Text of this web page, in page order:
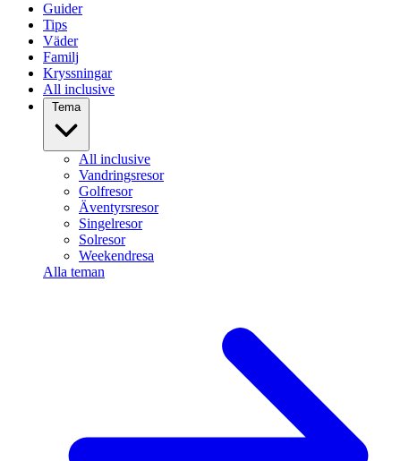
Guider
Tips
Väder
Familj
Kryssningar
All inclusive
Tema
All inclusive
Vandringsresor
Golfresor
Äventyrsresor
Singelresor
Solresor
Weekendresa
Alla teman